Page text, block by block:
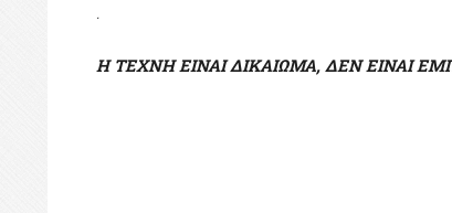
.
Η ΤΕΧΝΗ ΕΙΝΑΙ ΔΙΚΑΙΩΜΑ, ΔΕΝ ΕΙΝΑΙ